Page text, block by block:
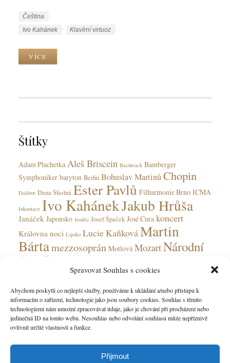
Spravovat Souhlas s cookies
Abychom poskytli co nejlepší služby, používáme k ukládání a/nebo přístupu k
informacím o zařízení, technologie jako jsou soubory cookies. Souhlas s těmito
technologiemi nám umožní zpracovávat údaje, jako je chování při procházení nebo
jedinečná ID na tomto webu. Nesouhlas nebo odvolání souhlasu může nepříznivě
ovlivnit určité vlastnosti a funkce.
Přijmout
W
k
e
i
s
y
Čeština
W
k
g
Ivo Kahánek Klavírní virtuoz
VÍCE
Štítky
Adam Plachetka Aleš Briscein Bachtrack Bamberger
Symphoniker baryton Berlín Bohuslav MartinůChopin
Dalibor Dana Šťastná Ester Pavlů Filharmonie Brno ICMA
Inkantace Ivo KahánekJakub Hrůša
Janáček Japonsko Jenůfa Josef Špaček José Cura koncert
Královna noci Lipsko Lucie Kaňková Martin
Bártamezzosoprán Motlová MozartNárodní
divadlo
Ohnivý andělOlga Jelínková
Ostrava Peter Valentovič Prokofjev Rudolfinum
Saarbrücken soprán Státní opera tenorista Verdi Česká
filharmonie